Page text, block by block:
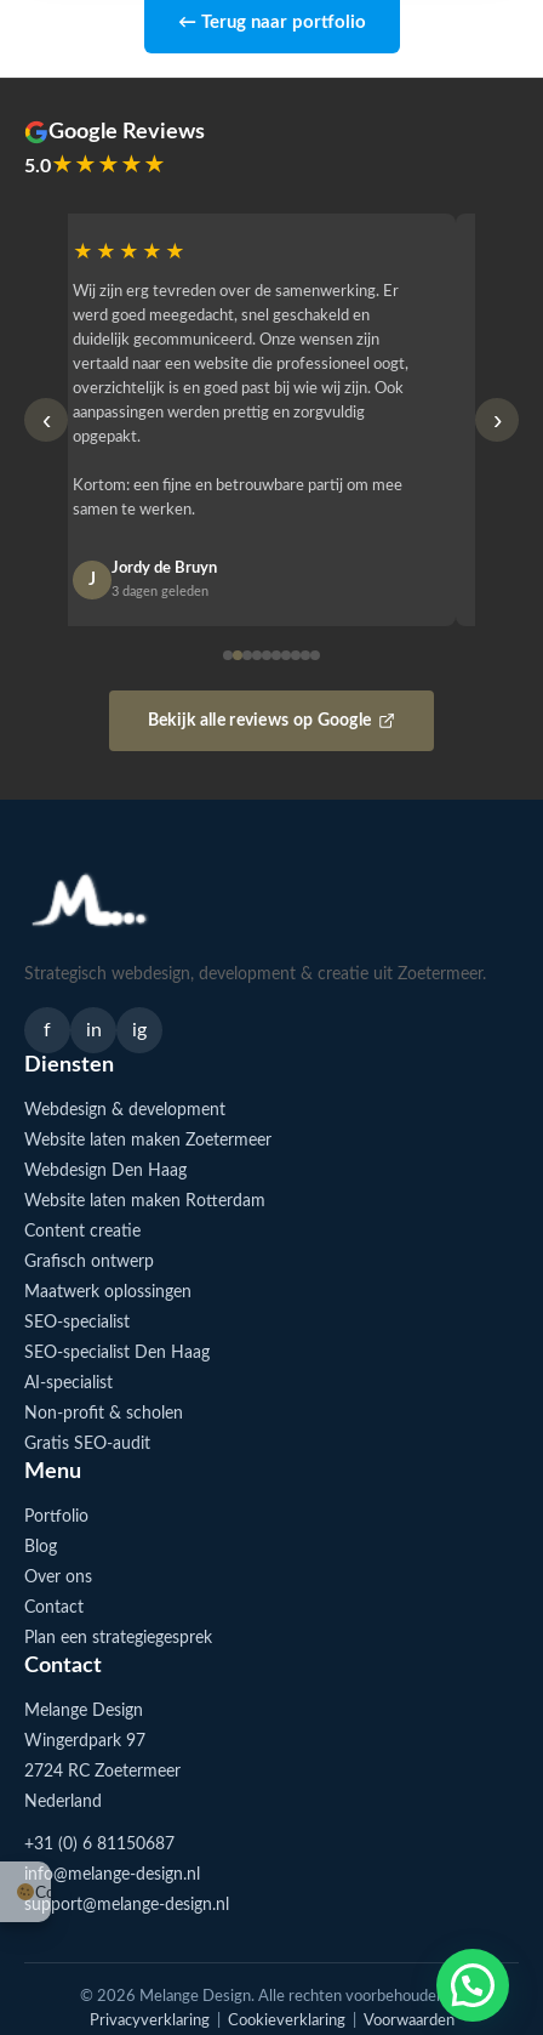
← Terug naar portfolio
Google Reviews
5.0★★★★★
‹
★★★★★
Wij zijn erg tevreden over de samenwerking. Er
werd goed meegedacht, snel geschakeld en
duidelijk gecommuniceerd. Onze wensen zijn
vertaald naar een website die professioneel oogt,
overzichtelijk is en goed past bij wie wij zijn. Ook
aanpassingen werden prettig en zorgvuldig
opgepakt.
Kortom: een fijne en betrouwbare partij om mee
samen te werken.
J
Jordy de Bruyn
3 dagen geleden
›
Bekijk alle reviews op Google
Cookie-instellingen
Strategisch webdesign, development & creatie uit Zoetermeer.
f in ig
Diensten
Webdesign & development
Website laten maken Zoetermeer
Webdesign Den Haag
Website laten maken Rotterdam
Content creatie
Grafisch ontwerp
Maatwerk oplossingen
SEO-specialist
SEO-specialist Den Haag
AI-specialist
Non-profit & scholen
Gratis SEO-audit
Menu
Portfolio
Blog
Over ons
Contact
Plan een strategiegesprek
Contact
Melange Design
Wingerdpark 97
2724 RC Zoetermeer
Nederland
+31 (0) 6 81150687
info@melange-design.nl
support@melange-design.nl
© 2026 Melange Design. Alle rechten voorbehouden. |
Privacyverklaring| Cookieverklaring| Voorwaarden